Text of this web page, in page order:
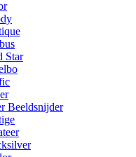
Star
Beeldsnijder